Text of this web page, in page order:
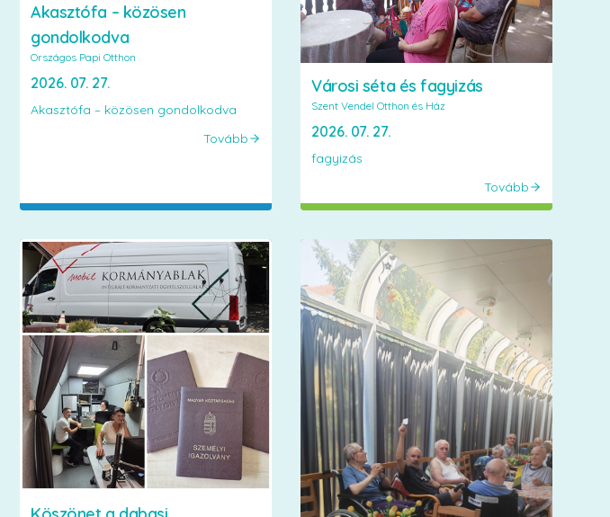
Akasztófa – közösen
gondolkodva
Országos Papi Otthon
2026. 07. 27.
Akasztófa – közösen gondolkodva
Tovább
Városi séta és fagyizás
Szent Vendel Otthon és Ház
2026. 07. 27.
fagyizás
Tovább